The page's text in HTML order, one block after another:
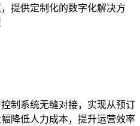
提供定制化的数字化解决方
制系统无缝对接，实现从预订
降低人力成本，提升运营效率